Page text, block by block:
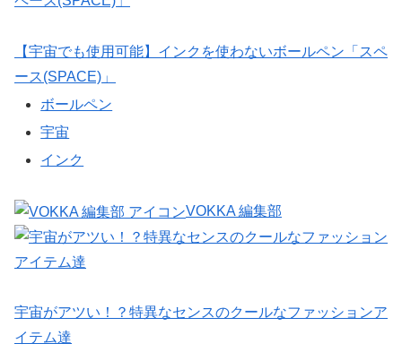
【宇宙でも使用可能】インクを使わないボールペン「スペ
ース(SPACE)」
ボールペン
宇宙
インク
VOKKA 編集部
宇宙がアツい！？特異なセンスのクールなファッションア
イテム達